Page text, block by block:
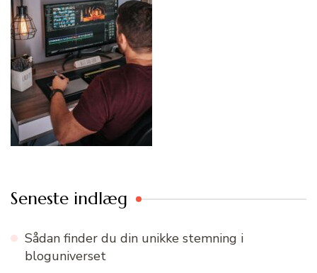
Seneste indlæg
Sådan finder du din unikke stemning i
bloguniverset